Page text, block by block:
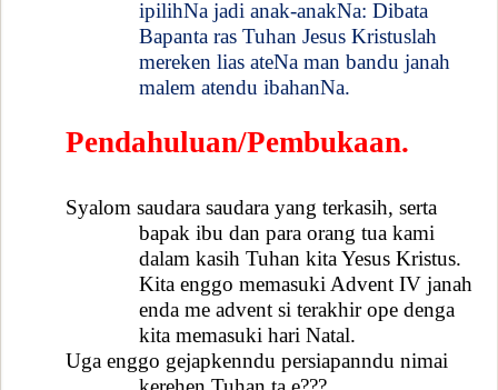
ipilihNa jadi anak-anakNa: Dibata
Bapanta ras Tuhan Jesus Kristuslah
mereken lias ateNa man bandu janah
malem atendu ibahanNa.
Pendahuluan/Pembukaan.
Syalom saudara saudara yang terkasih, serta
bapak ibu dan para orang tua kami
dalam kasih Tuhan kita Yesus Kristus.
Kita enggo memasuki Advent IV janah
enda me advent si terakhir ope denga
kita memasuki hari Natal.
Uga enggo gejapkenndu persiapanndu nimai